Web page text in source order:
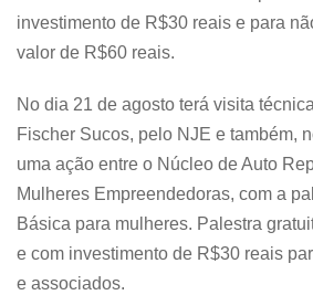
investimento de R$30 reais e para
valor de R$60 reais.
No dia 21 de agosto terá visita
Fischer Sucos, pelo NJE e também,
uma ação entre o Núcleo de Auto
Mulheres Empreendedoras, com a
Básica para mulheres. Palestra
e com investimento de R$30 reais
e associados.